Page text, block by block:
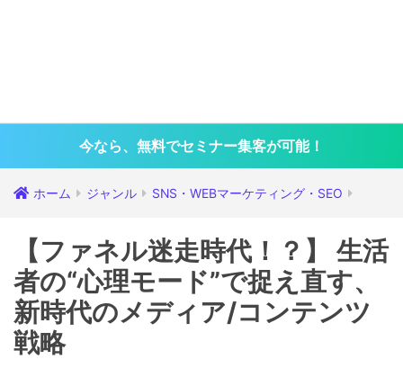
今なら、無料でセミナー集客が可能！
ホーム ジャンル SNS・WEBマーケティング・SEO
【ファネル迷走時代！？】 生活
者の“心理モード”で捉え直す、
新時代のメディア/コンテンツ
戦略